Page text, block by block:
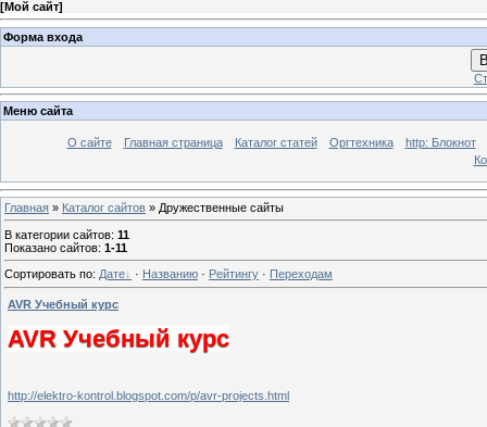
[Мой сайт]
Форма входа
Меню сайта
О сайте Главная страница Каталог статей Оргтехника
http: Блокнот
Главная » Каталог сайтов » Дружественные сайты
В категории сайтов: 11
Показано сайтов: 1-11
Сортировать по: Дате · Названию · Рейтингу · Переходам
AVR Учебный курс
AVR Учебный курс
http://elektro-kontrol.blogspot.com/p/avr-projects.html